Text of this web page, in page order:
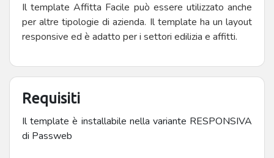
Il template Affitta Facile può essere utilizzato anche
per altre tipologie di azienda. Il template ha un layout
responsive ed è adatto per i settori edilizia e affitti.
Requisiti
Il template è installabile nella variante RESPONSIVA
di Passweb